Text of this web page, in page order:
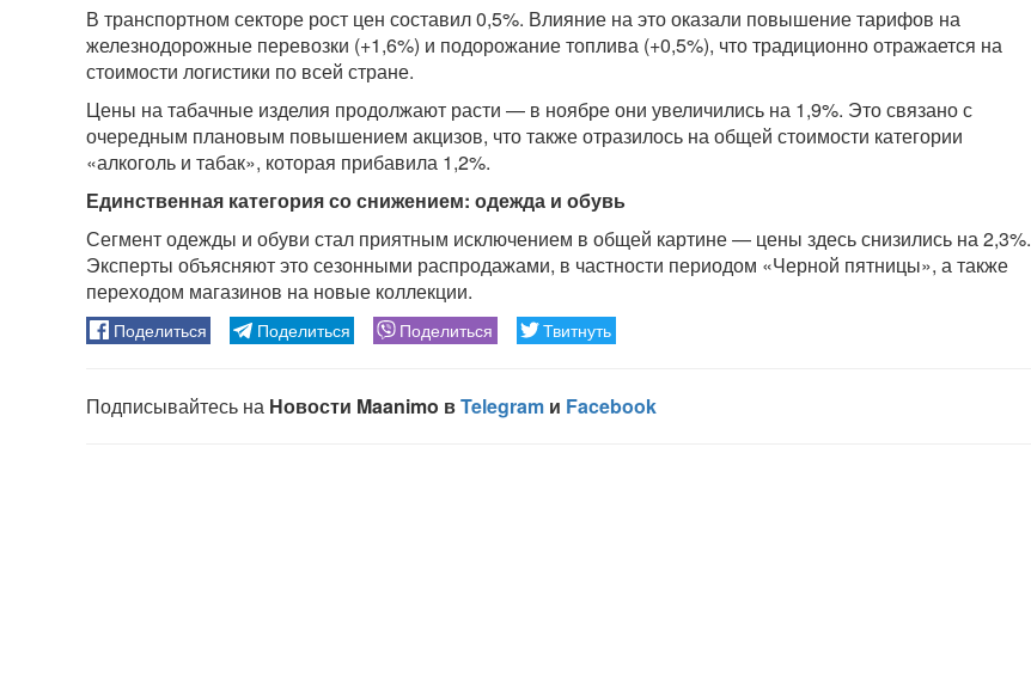
В транспортном секторе рост цен составил 0,5%. Влияние на это оказали повышение тарифов на
железнодорожные перевозки (+1,6%) и подорожание топлива (+0,5%), что традиционно отражается на
стоимости логистики по всей стране.
Цены на табачные изделия продолжают расти — в ноябре они увеличились на 1,9%. Это связано с
очередным плановым повышением акцизов, что также отразилось на общей стоимости категории
«алкоголь и табак», которая прибавила 1,2%.
Единственная категория со снижением: одежда и обувь
Сегмент одежды и обуви стал приятным исключением в общей картине — цены здесь снизились на 2,3%.
Эксперты объясняют это сезонными распродажами, в частности периодом «Черной пятницы», а также
переходом магазинов на новые коллекции.